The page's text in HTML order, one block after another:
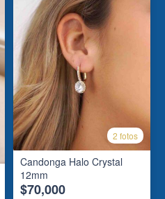
2 fotos
Candonga Halo Crystal
12mm
$70,000